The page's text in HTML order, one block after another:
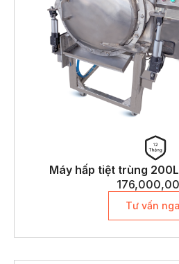
Máy hấp tiệt trùng
Tư vấn